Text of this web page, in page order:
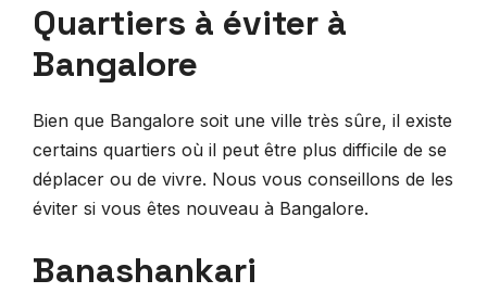
Quartiers à éviter à
Bangalore
Bien que Bangalore soit une ville très sûre, il existe
certains quartiers où il peut être plus difficile de se
déplacer ou de vivre. Nous vous conseillons de les
éviter si vous êtes nouveau à Bangalore.
Banashankari